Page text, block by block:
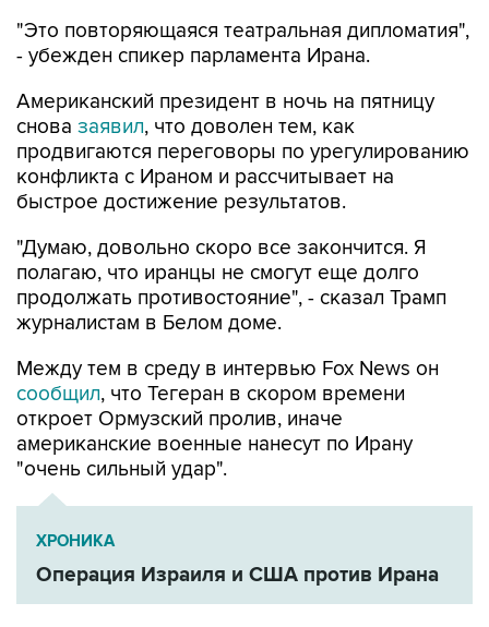
"Это повторяющаяся театральная дипломатия",
- убежден спикер парламента Ирана.
Американский президент в ночь на пятницу
снова заявил, что доволен тем, как
продвигаются переговоры по урегулированию
конфликта с Ираном и рассчитывает на
быстрое достижение результатов.
"Думаю, довольно скоро все закончится. Я
полагаю, что иранцы не смогут еще долго
продолжать противостояние", - сказал Трамп
журналистам в Белом доме.
Между тем в среду в интервью Fox News он
сообщил, что Тегеран в скором времени
откроет Ормузский пролив, иначе
американские военные нанесут по Ирану
"очень сильный удар".
ХРОНИКА
Операция Израиля и США против Ирана